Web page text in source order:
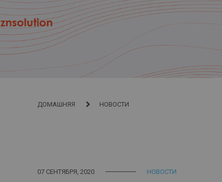
ДОМАШНЯЯ НОВОСТИ
07 СЕНТЯБРЯ, 2020 НОВОСТИ